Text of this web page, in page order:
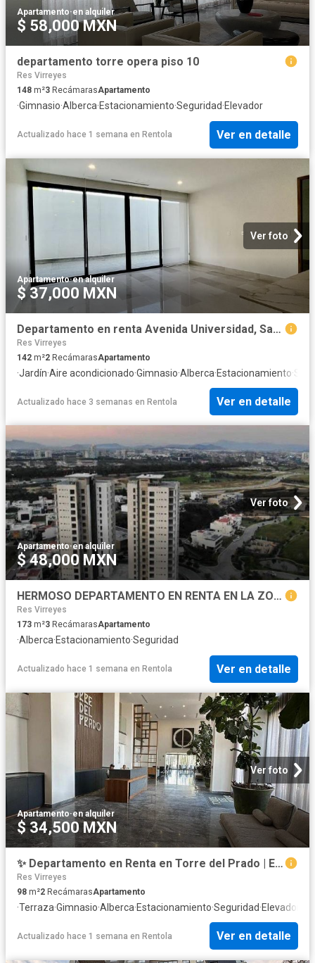
Apartamento·en alquiler
$ 58,000 MXN
departamento torre opera piso 10
Res Virreyes
148 m²3 RecámarasApartamento
·Gimnasio·Alberca·Estacionamiento·Seguridad·Elevador
Actualizado hace 1 semana en Rentola Ver en detalle
Ver foto
Apartamento·en alquiler
$ 37,000 MXN
Departamento en renta Avenida Universidad, San Juan De Ocotán, Zapopan, Región Centro, Jalisco, 45129, México
Res Virreyes
142 m²2 RecámarasApartamento
·Jardín·Aire acondicionado·Gimnasio·Alberca·Estacionamiento·
Actualizado hace 3 semanas en Rentola Ver en detalle
Ver foto
Apartamento·en alquiler
$ 48,000 MXN
HERMOSO DEPARTAMENTO EN RENTA EN LA ZONA DIAMANTE
Res Virreyes
173 m²3 RecámarasApartamento
·Alberca·Estacionamiento·Seguridad
Actualizado hace 1 semana en Rentola Ver en detalle
Ver foto
Apartamento·en alquiler
$ 34,500 MXN
✨ Departamento en Renta en Torre del Prado | Exclusividad, diseño y ubicación pr
Res Virreyes
98 m²2 RecámarasApartamento
·Terraza·Gimnasio·Alberca·Estacionamiento·Seguridad·Elevador
Actualizado hace 1 semana en Rentola Ver en detalle